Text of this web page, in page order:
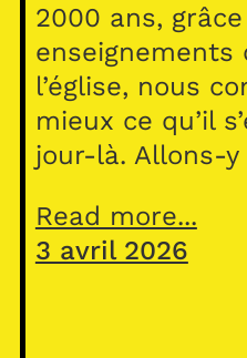
2000 ans,
enseignements
l’église, nous
mieux ce qu’il
jour-là. Allons-
Read more...
3 avril 2026